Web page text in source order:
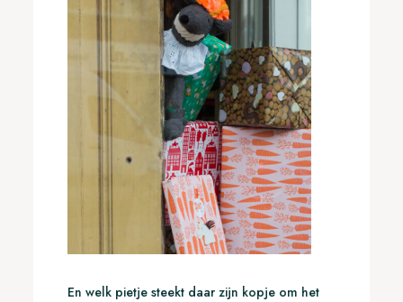
En welk pietje steekt daar zijn kopje om het